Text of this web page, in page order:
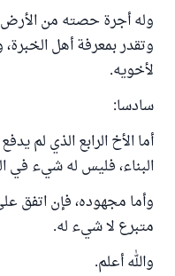
وله أجرة حصته من الأرض
وتقدر بمعرفة أهل
لأخويه.
سادسا:
أما الأخ الرابع الذي لم
البناء، فليس له شيء في
وأما مجهوده، فإن اتفق
متبرع لا شيء له.
والله أعلم.